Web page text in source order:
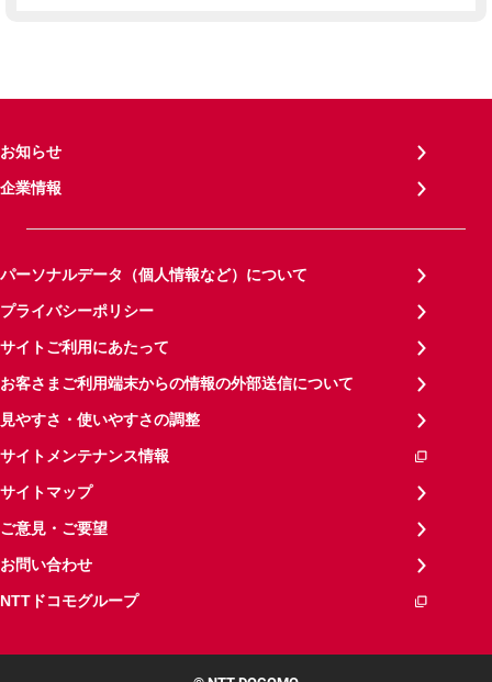
お知らせ
企業情報
パーソナルデータ（個人情報など）について
プライバシーポリシー
サイトご利用にあたって
お客さまご利用端末からの情報の外部送信について
見やすさ・使いやすさの調整
サイトメンテナンス情報
サイトマップ
ご意見・ご要望
お問い合わせ
NTTドコモグループ